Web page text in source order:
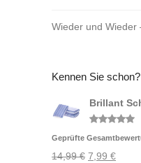
Wieder und Wieder
Kennen Sie schon?
Brillant
Bewertet
mit5.00
von 5
Geprüfte
14,99€ 7,99 €